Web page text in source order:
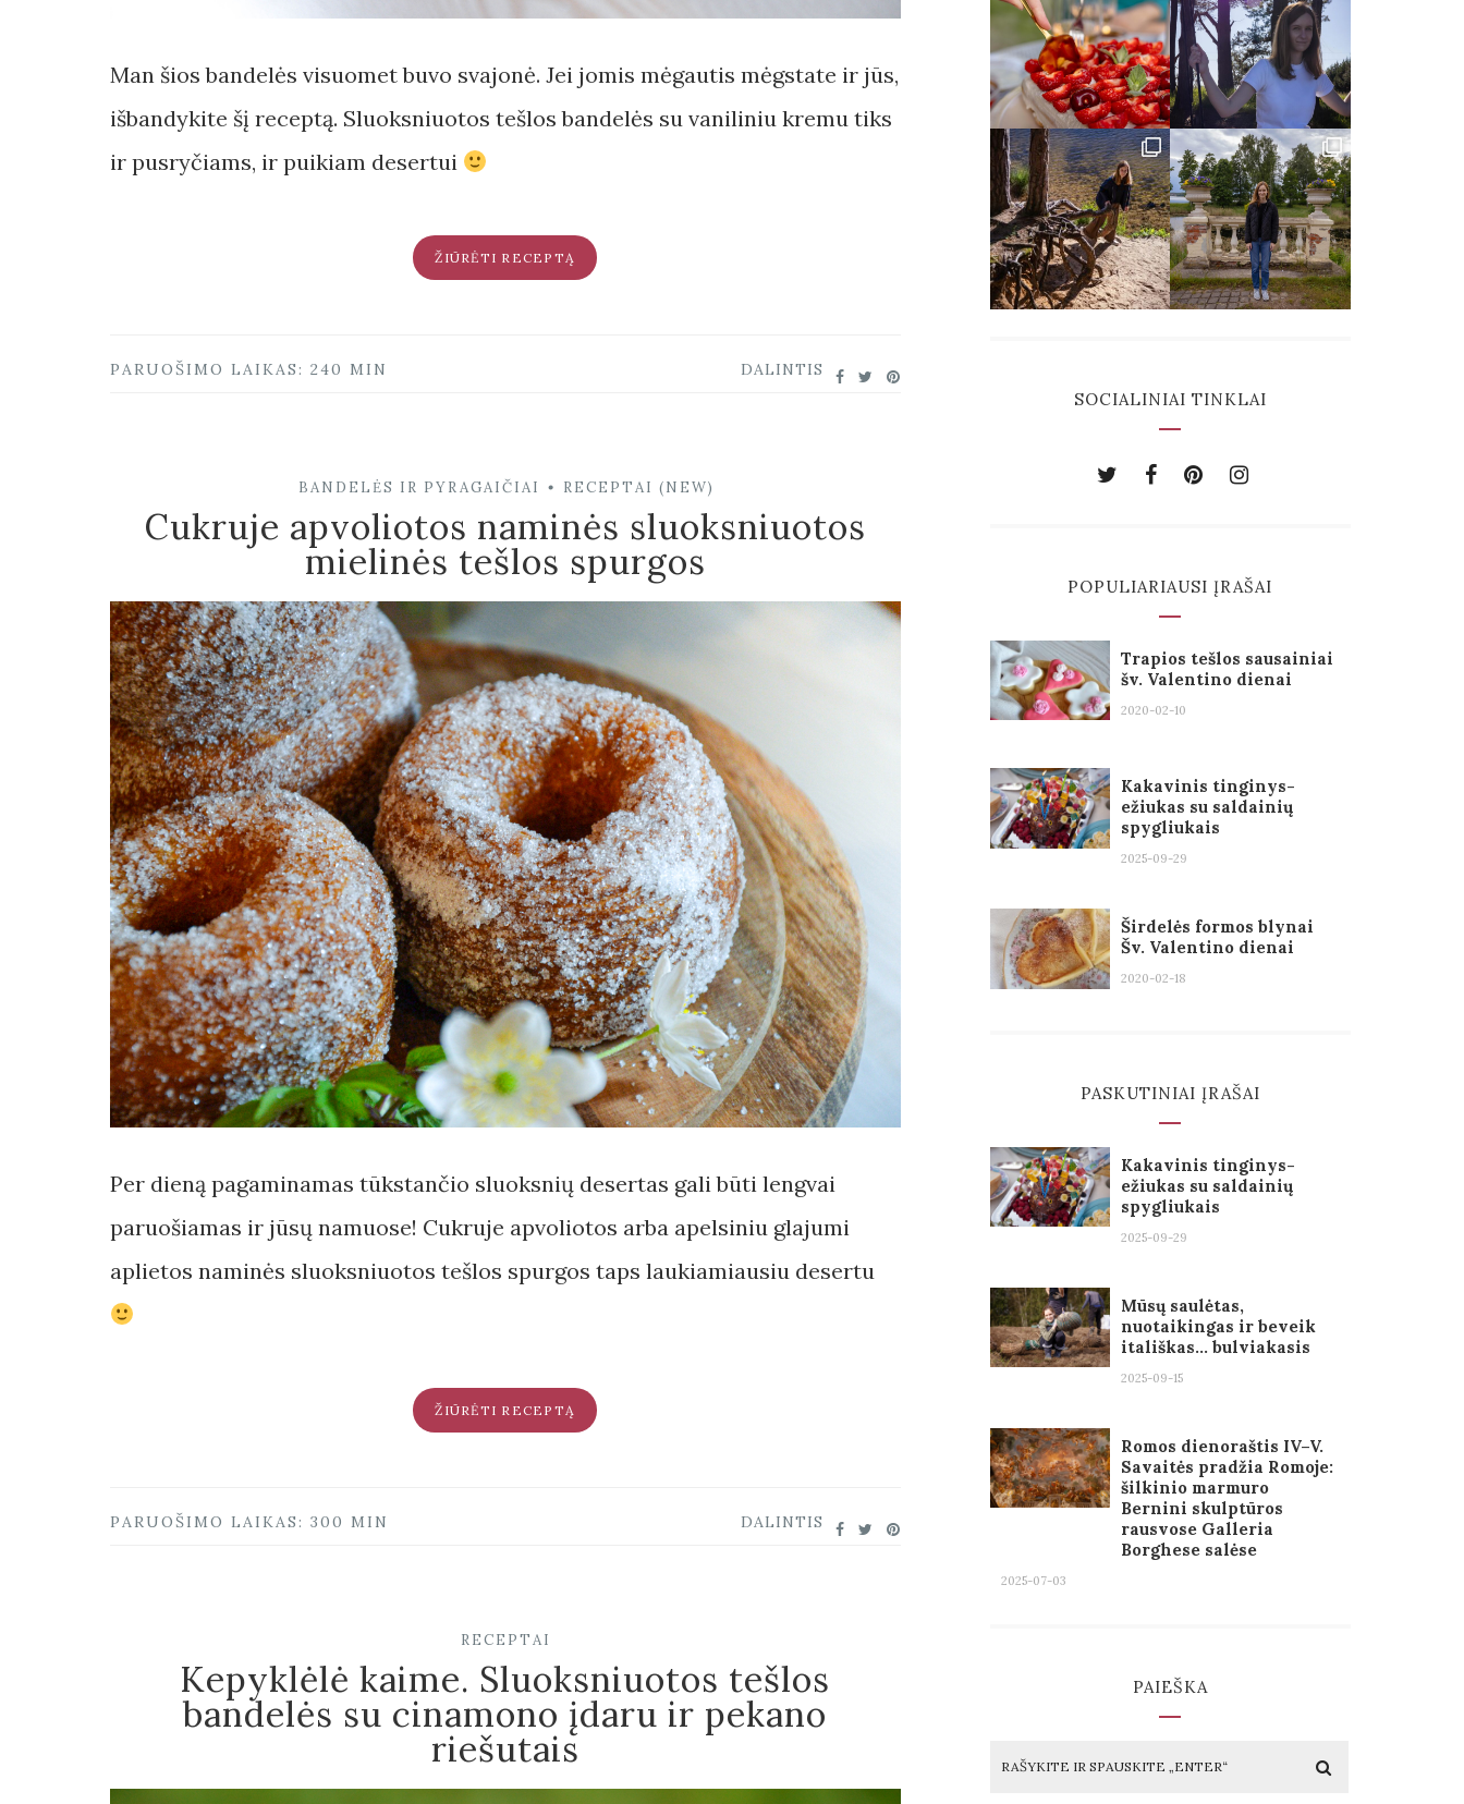
Man šios bandelės visuomet buvo svajonė. Jei jomis mėgautis mėgstate ir jūs,
išbandykite šį receptą. Sluoksniuotos tešlos bandelės su vaniliniu kremu tiks
ir pusryčiams, ir puikiam desertui
ŽIŪRĖTI RECEPTĄ
DALINTIS
PARUOŠIMO LAIKAS: 240 MIN
BANDELĖS IR PYRAGAIČIAI • RECEPTAI (NEW)
Cukruje apvoliotos naminės sluoksniuotos
mielinės tešlos spurgos
Per dieną pagaminamas tūkstančio sluoksnių desertas gali būti lengvai
paruošiamas ir jūsų namuose! Cukruje apvoliotos arba apelsiniu glajumi
aplietos naminės sluoksniuotos tešlos spurgos taps laukiamiausiu desertu
ŽIŪRĖTI RECEPTĄ
DALINTIS
PARUOŠIMO LAIKAS: 300 MIN
RECEPTAI
Kepyklėlė kaime. Sluoksniuotos tešlos
bandelės su cinamono įdaru ir pekano
riešutais
SOCIALINIAI TINKLAI
POPULIARIAUSI ĮRAŠAI
Trapios tešlos sausainiai
šv. Valentino dienai
2020-02-10
Kakavinis tinginys-
ežiukas su saldainių
spygliukais
2025-09-29
Širdelės formos blynai
Šv. Valentino dienai
2020-02-18
PASKUTINIAI ĮRAŠAI
Kakavinis tinginys-
ežiukas su saldainių
spygliukais
2025-09-29
Mūsų saulėtas,
nuotaikingas ir beveik
itališkas… bulviakasis
2025-09-15
Romos dienoraštis IV–V.
Savaitės pradžia Romoje:
šilkinio marmuro
Bernini skulptūros
rausvose Galleria
Borghese salėse
2025-07-03
PAIEŠKA